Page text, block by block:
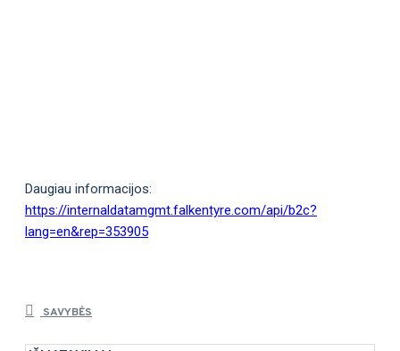
Daugiau informacijos:
https://internaldatamgmt.falkentyre.com/api/b2c?
lang=en&rep=353905
SAVYBĖS